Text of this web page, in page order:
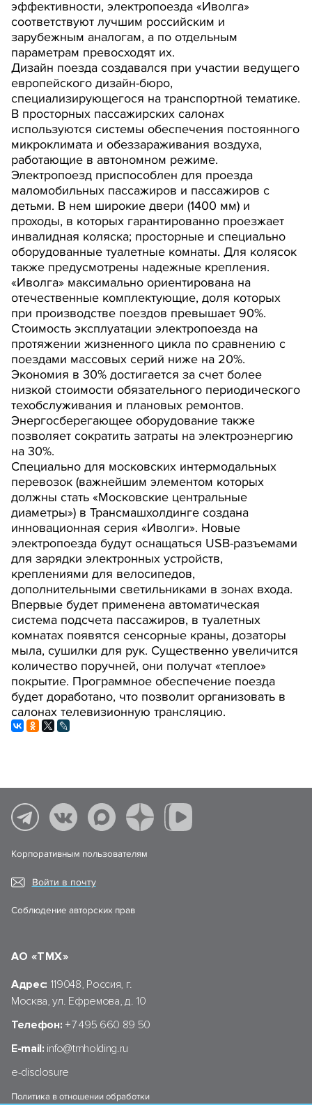
эффективности, электропоезда «Иволга»
соответствуют лучшим российским и
зарубежным аналогам, а по отдельным
параметрам превосходят их.
Дизайн поезда создавался при участии ведущего
европейского дизайн-бюро,
специализирующегося на транспортной тематике.
В просторных пассажирских салонах
используются системы обеспечения постоянного
микроклимата и обеззараживания воздуха,
работающие в автономном режиме.
Электропоезд приспособлен для проезда
маломобильных пассажиров и пассажиров с
детьми. В нем широкие двери (1400 мм) и
проходы, в которых гарантированно проезжает
инвалидная коляска; просторные и специально
оборудованные туалетные комнаты. Для колясок
также предусмотрены надежные крепления.
«Иволга» максимально ориентирована на
отечественные комплектующие, доля которых
при производстве поездов превышает 90%.
Стоимость эксплуатации электропоезда на
протяжении жизненного цикла по сравнению с
поездами массовых серий ниже на 20%.
Экономия в 30% достигается за счет более
низкой стоимости обязательного периодического
техобслуживания и плановых ремонтов.
Энергосберегающее оборудование также
позволяет сократить затраты на электроэнергию
на 30%.
Специально для московских интермодальных
перевозок (важнейшим элементом которых
должны стать «Московские центральные
диаметры») в Трансмашхолдинге создана
инновационная серия «Иволги». Новые
электропоезда будут оснащаться USB-разъемами
для зарядки электронных устройств,
креплениями для велосипедов,
дополнительными светильниками в зонах входа.
Впервые будет применена автоматическая
система подсчета пассажиров, в туалетных
комнатах появятся сенсорные краны, дозаторы
мыла, сушилки для рук. Существенно увеличится
количество поручней, они получат «теплое»
покрытие. Программное обеспечение поезда
будет доработано, что позволит организовать в
салонах телевизионную трансляцию.
Корпоративным пользователям
Войти в почту
Соблюдение авторских прав
АО «ТМХ»
Адрес: 119048, Россия, г.
Москва, ул. Ефремова, д. 10
Телефон: +7 495 660 89 50
E-mail: info@tmholding.ru
e-disclosure
Политика в отношении обработки